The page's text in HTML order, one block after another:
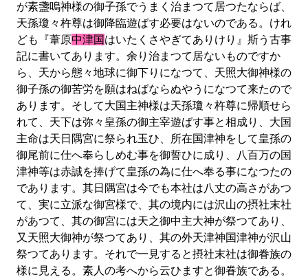
が素盞嗚神様の御子孫でうまく治まつて居つたならば、
天孫瓊々杵尊は御降臨遊ばす必要はないのである。けれ
ども『葦原中津国はいたくさやぎてありけり』斯う古事
記に書いてあります。余り治まつて居ないものですか
ら、天から態々地球に御下りになつて、天照大御神様の
御子孫の御苦労を願はねばならぬやうになつて来たので
あります。そして大国主神様は天孫瓊々杵尊に帰順せら
れて、天下は弥々皇孫の御主宰遊ばす事と相成り、大国
主命は天日隅宮に祭られ玉ひ、所在国津神をして皇孫の
御尾前に仕へ奉らしめむ事を御誓ひに成り、八百万の国
津神等は赤誠を捧げて皇孫の為に仕へ奉る事になつたの
であります。其日隅宮は今でも本社は八丈の高さがあつ
て、実に立派な御宮様で、其の境内には沢山の摂社末社
があつて、其の御宮には天之御中主大神が祭つてあり、
又天照大御神が祭つてあり、其の外天津神国津神が沢山
祭つてあります。それで一見すると摂社末社は御眷族の
様に見える。素人の考へから云ひますと御眷族である。